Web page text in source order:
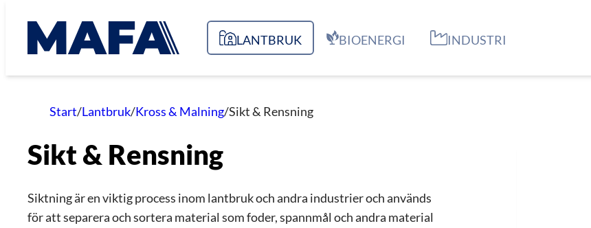
innehåll
LANTBRUK BIOENERGI INDUSTRI
Start/Lantbruk/Kross & Malning/Sikt & Rensning
Sikt & Rensning
Siktning är en viktig process inom lantbruk och andra industrier och används
för att separera och sortera material som foder, spannmål och andra material